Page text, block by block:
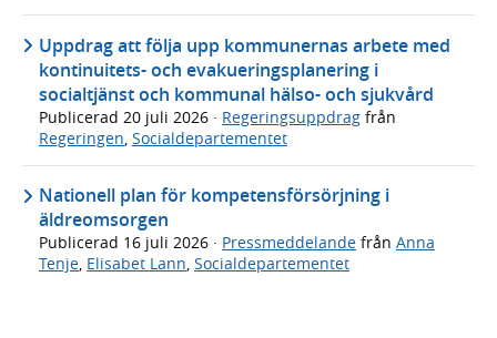
Uppdrag att följa upp kommunernas arbete med
kontinuitets- och evakueringsplanering i
socialtjänst och kommunal hälso- och sjukvård
Publicerad 20 juli 2026 · Regeringsuppdrag från
Regeringen Socialdepartementet
Nationell plan för kompetensförsörjning i
äldreomsorgen
Publicerad 16 juli 2026 · Pressmeddelande från Anna
Tenje, Elisabet Lann, Socialdepartementet